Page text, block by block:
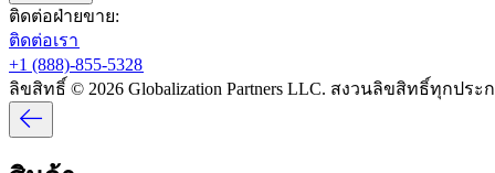
ติดต่อฝ่ายขาย:​​
ติดต่อเรา​​
+1 (888)-855-5328​​
ลิขสิทธิ์ © 2026 Globalization Partners LLC. สงวนลิขสิทธิ์ทุกประ